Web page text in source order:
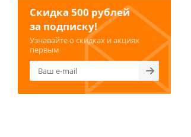
Скидка 500 рублей
за подписку!
Узнавайте о скидках и акциях
первым